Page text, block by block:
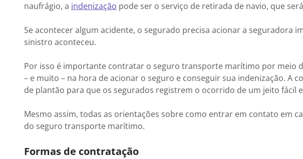
naufrágio, a indenização pode ser o serviço de retirada de navio, que
Se acontecer algum acidente, o segurado precisa acionar a seguradora
sinistro aconteceu.
Por isso é importante contratar o seguro transporte marítimo por meio
– e muito – na hora de acionar o seguro e conseguir sua indenização. A
de plantão para que os segurados registrem o ocorrido de um jeito fácil
Mesmo assim, todas as orientações sobre como entrar em contato em
do seguro transporte marítimo.
Formas de contratação